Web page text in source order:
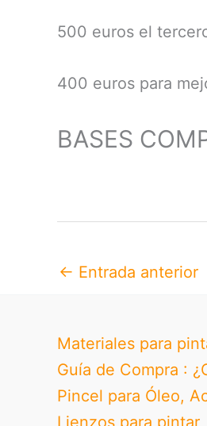
500 euros el
400 euros para
BASES
← Entrada anterior
Materiales para
Guía de Compra :
Pincel para Óleo,
Lienzos para pintar